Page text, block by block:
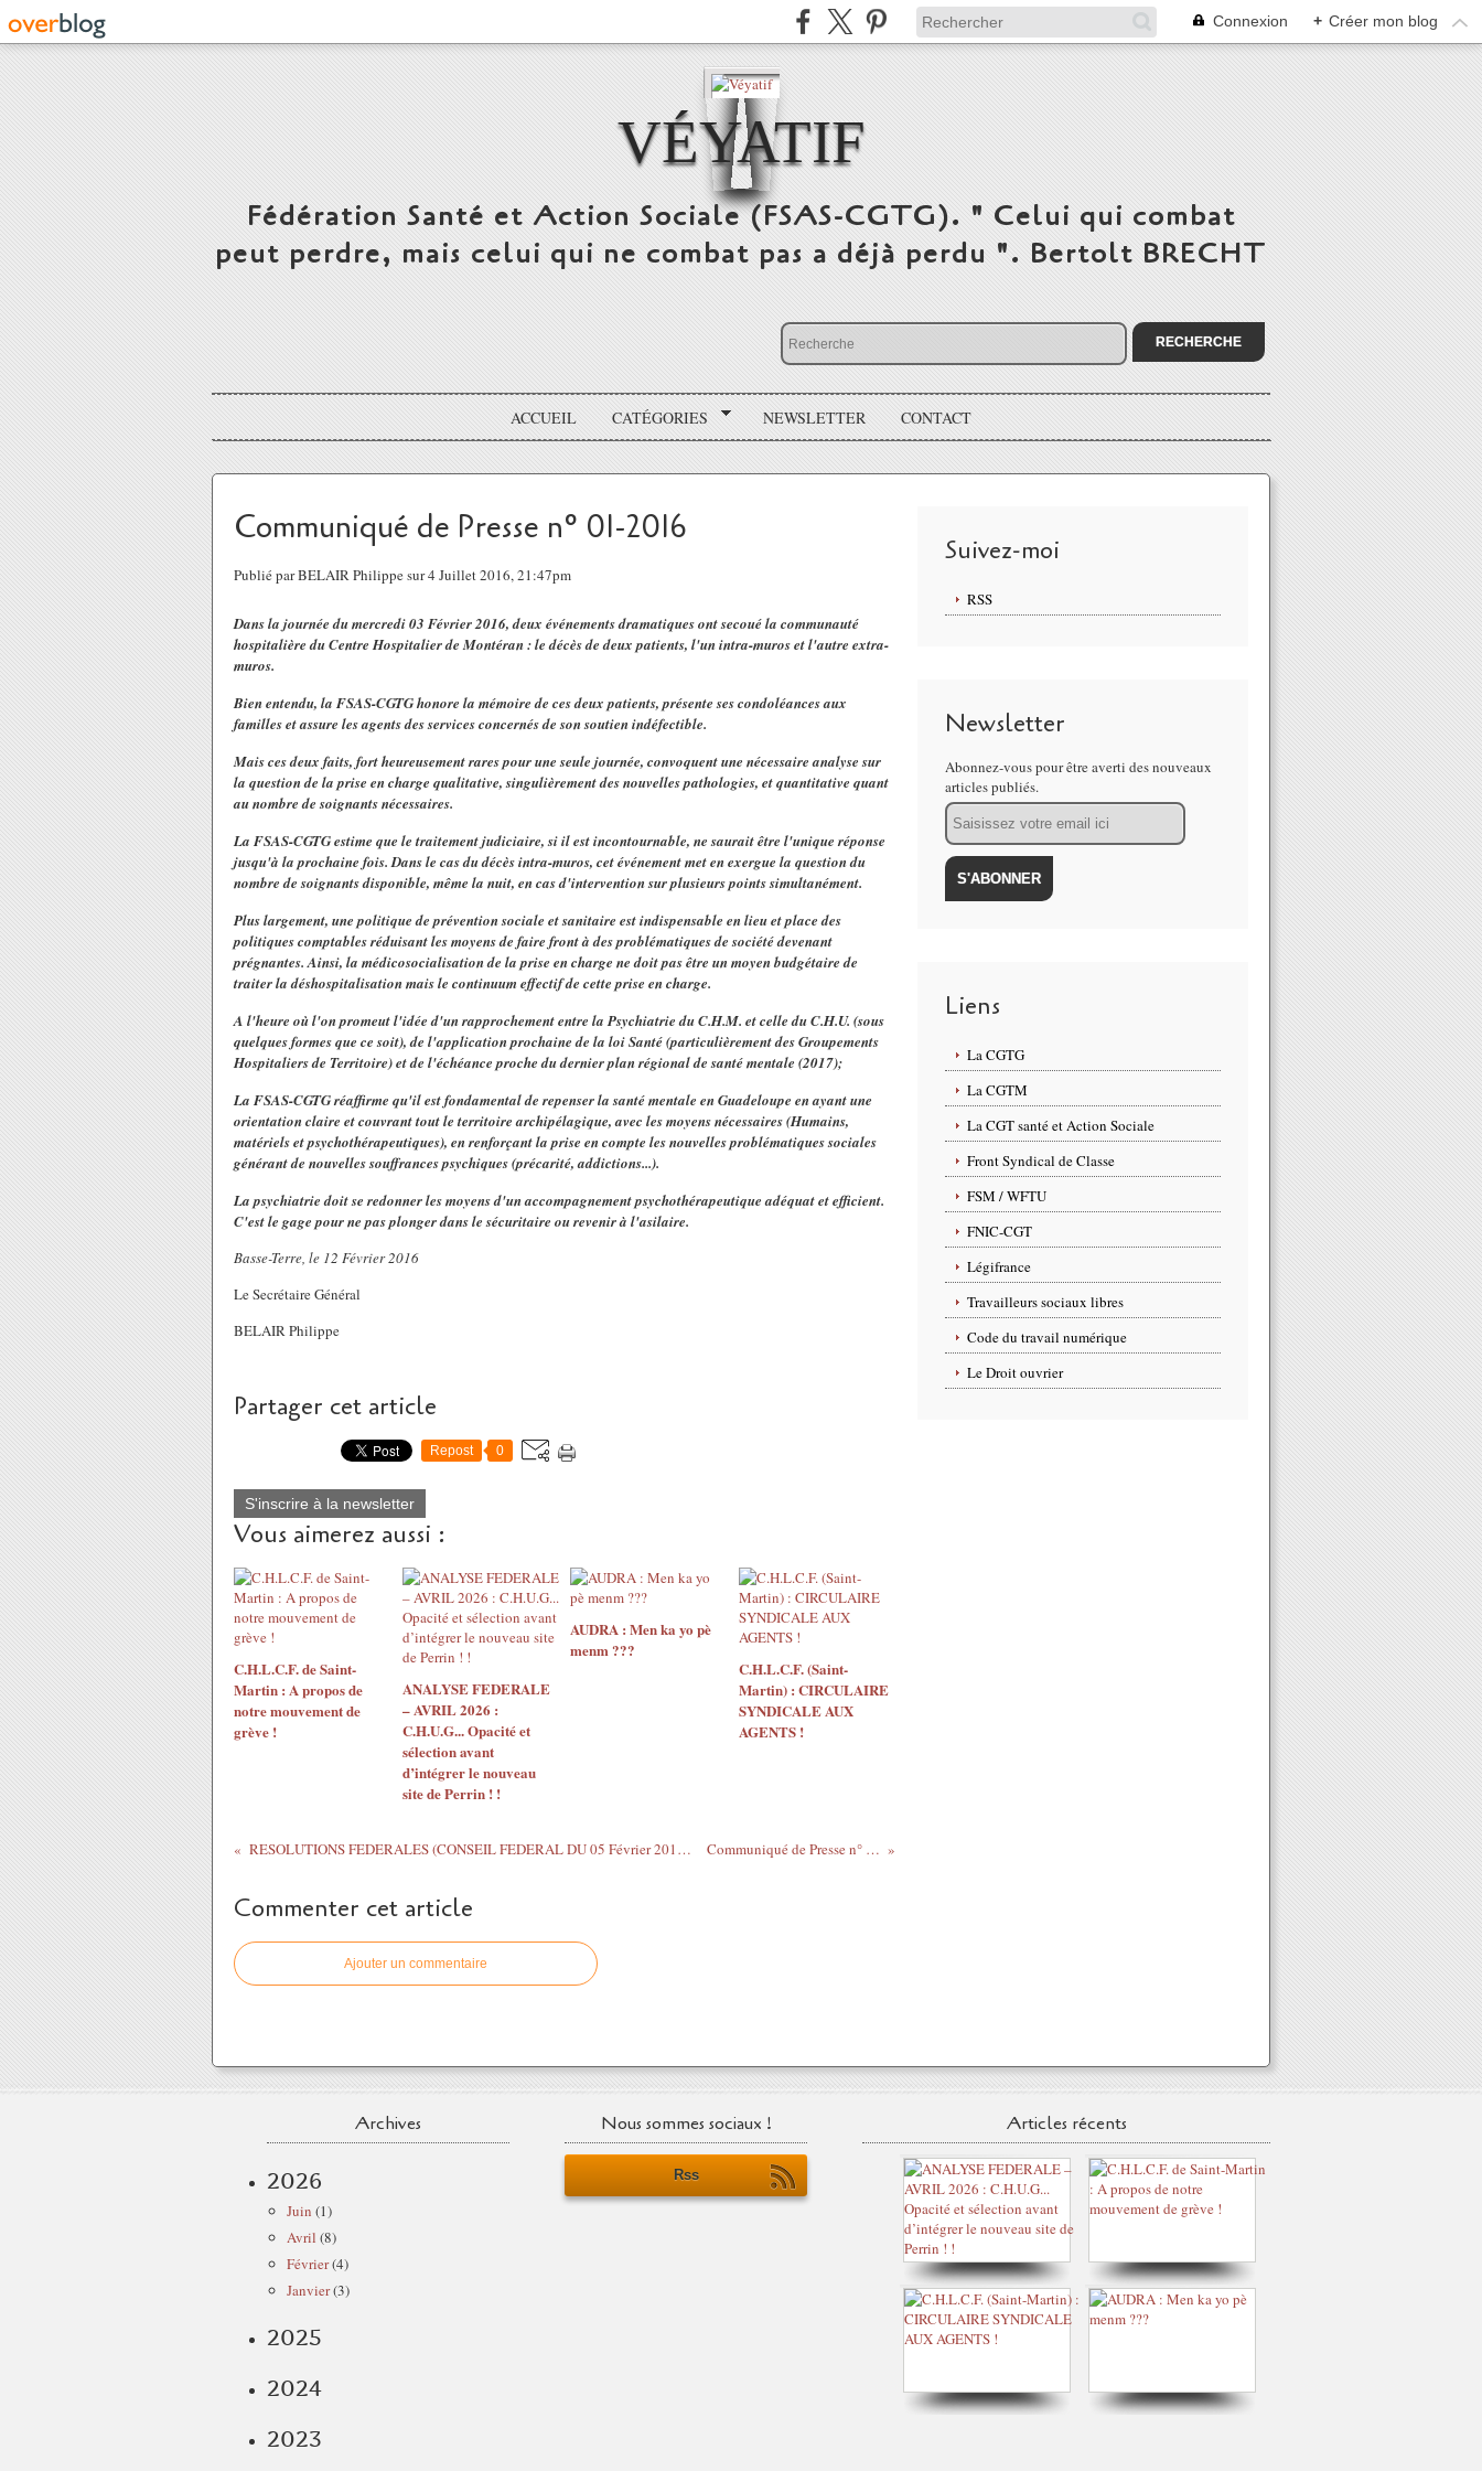
Connexion + Créer mon blog
VÉYATIF
Fédération Santé et Action Sociale (FSAS-CGTG). " Celui qui combat
peut perdre, mais celui qui ne combat pas a déjà perdu ". Bertolt BRECHT
ACCUEIL CATÉGORIES NEWSLETTER CONTACT
Communiqué de Presse n° 01-2016
Publié par BELAIR Philippe sur 4 Juillet 2016, 21:47pm
Dans la journée du mercredi 03 Février 2016, deux événements dramatiques ont secoué la communauté
hospitalière du Centre Hospitalier de Montéran : le décès de deux patients, l'un intra-muros et l'autre extra-
muros.
Bien entendu, la FSAS-CGTG honore la mémoire de ces deux patients, présente ses condoléances aux
familles et assure les agents des services concernés de son soutien indéfectible.
Mais ces deux faits, fort heureusement rares pour une seule journée, convoquent une nécessaire analyse sur
la question de la prise en charge qualitative, singulièrement des nouvelles pathologies, et quantitative quant
au nombre de soignants nécessaires.
La FSAS-CGTG estime que le traitement judiciaire, si il est incontournable, ne saurait être l'unique réponse
jusqu'à la prochaine fois. Dans le cas du décès intra-muros, cet événement met en exergue la question du
nombre de soignants disponible, même la nuit, en cas d'intervention sur plusieurs points simultanément.
Plus largement, une politique de prévention sociale et sanitaire est indispensable en lieu et place des
politiques comptables réduisant les moyens de faire front à des problématiques de société devenant
prégnantes. Ainsi, la médicosocialisation de la prise en charge ne doit pas être un moyen budgétaire de
traiter la déshospitalisation mais le continuum effectif de cette prise en charge.
A l'heure où l'on promeut l'idée d'un rapprochement entre la Psychiatrie du C.H.M. et celle du C.H.U. (sous
quelques formes que ce soit), de l'application prochaine de la loi Santé (particulièrement des Groupements
Hospitaliers de Territoire) et de l'échéance proche du dernier plan régional de santé mentale (2017);
La FSAS-CGTG réaffirme qu'il est fondamental de repenser la santé mentale en Guadeloupe en ayant une
orientation claire et couvrant tout le territoire archipélagique, avec les moyens nécessaires (Humains,
matériels et psychothérapeutiques), en renforçant la prise en compte les nouvelles problématiques sociales
générant de nouvelles souffrances psychiques (précarité, addictions...).
La psychiatrie doit se redonner les moyens d'un accompagnement psychothérapeutique adéquat et efficient.
C'est le gage pour ne pas plonger dans le sécuritaire ou revenir à l'asilaire.
Basse-Terre, le 12 Février 2016
Le Secrétaire Général
BELAIR Philippe
Partager cet article
Repost 0
S'inscrire à la newsletter
Vous aimerez aussi :
C.H.L.C.F. de Saint-
Martin : A propos de
notre mouvement de
grève !
ANALYSE FEDERALE
– AVRIL 2026 :
C.H.U.G... Opacité et
sélection avant
d’intégrer le nouveau
site de Perrin ! !
AUDRA : Men ka yo pè
menm ???
C.H.L.C.F. (Saint-
Martin) : CIRCULAIRE
SYNDICALE AUX
AGENTS !
RESOLUTIONS FEDERALES (CONSEIL FEDERAL DU 05 Février 2016 à Saint-Claude) Communiqué de Presse n° 01-2016
Commenter cet article
Ajouter un commentaire
Suivez-moi
RSS
Newsletter
Abonnez-vous pour être averti des nouveaux
articles publiés.
Email
Liens
La CGTG
La CGTM
La CGT santé et Action Sociale
Front Syndical de Classe
FSM / WFTU
FNIC-CGT
Légifrance
Travailleurs sociaux libres
Code du travail numérique
Le Droit ouvrier
Archives
2026
Juin (1)
Avril (8)
Février(4)
Janvier(3)
2025
2024
2023
Nous sommes sociaux !
Rss
Articles récents